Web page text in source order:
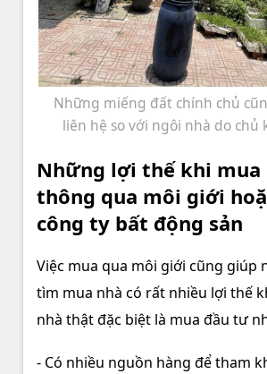
Những miếng đất chính chủ
liên hệ so với ngôi nhà do chủ
Những lợi thế khi mua
thông qua môi giới
công ty bất động sản
Việc mua qua môi giới cũng giúp
tìm mua nhà có rất nhiều lợi thế
nhà thật đặc biệt là mua đầu tư
- Có nhiều nguồn hàng để tham